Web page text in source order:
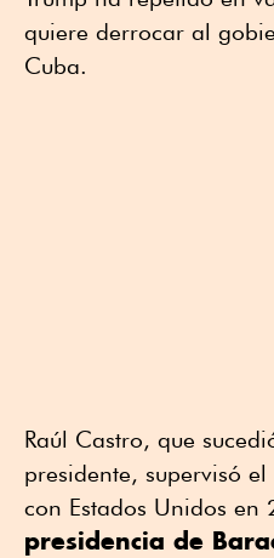
quiere derrocar al
Cuba.
Raúl Castro, que
presidente, supervisó
con Estados Unidos en
presidencia de